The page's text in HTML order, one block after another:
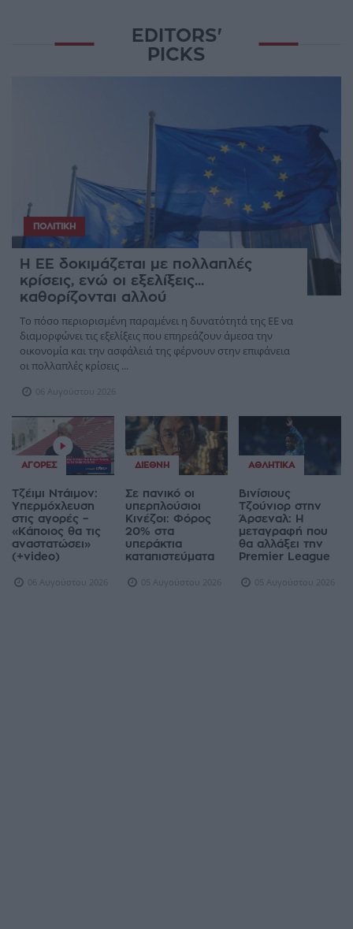
EDITORS'
PICKS
ΠΟΛΙΤΙΚΉ
Η ΕΕ δοκιμάζεται με πολλαπλές
κρίσεις, ενώ οι εξελίξεις...
καθορίζονται αλλού
Το πόσο περιορισμένη παραμένει η δυνατότητά της ΕΕ να
διαμορφώνει τις εξελίξεις που επηρεάζουν άμεσα την
οικονομία και την ασφάλειά της φέρνουν στην επιφάνεια
οι πολλαπλές κρίσεις ...
06 Αυγούστου 2026
ΑΓΟΡΈΣ
Τζέιμι Ντάιμον:
Υπερμόχλευση
στις αγορές –
«Κάποιος θα τις
αναστατώσει»
(+video)
06 Αυγούστου 2026
ΔΙΕΘΝΉ
Σε πανικό οι
υπερπλούσιοι
Κινέζοι: Φόρος
20% στα
υπεράκτια
καταπιστεύματα
05 Αυγούστου 2026
ΑΘΛΗΤΙΚΆ
Βινίσιους
Τζούνιορ στην
Άρσεναλ: Η
μεταγραφή που
θα αλλάξει την
Premier League
05 Αυγούστου 2026